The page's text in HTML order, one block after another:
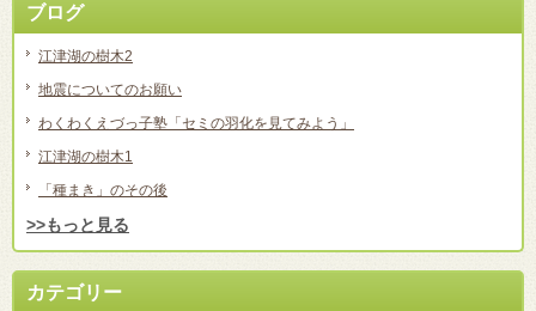
ブログ
江津湖の樹木2
地震についてのお願い
わくわくえづっ子塾「セミの羽化を見てみよう」
江津湖の樹木1
「種まき」のその後
>>もっと見る
カテゴリー